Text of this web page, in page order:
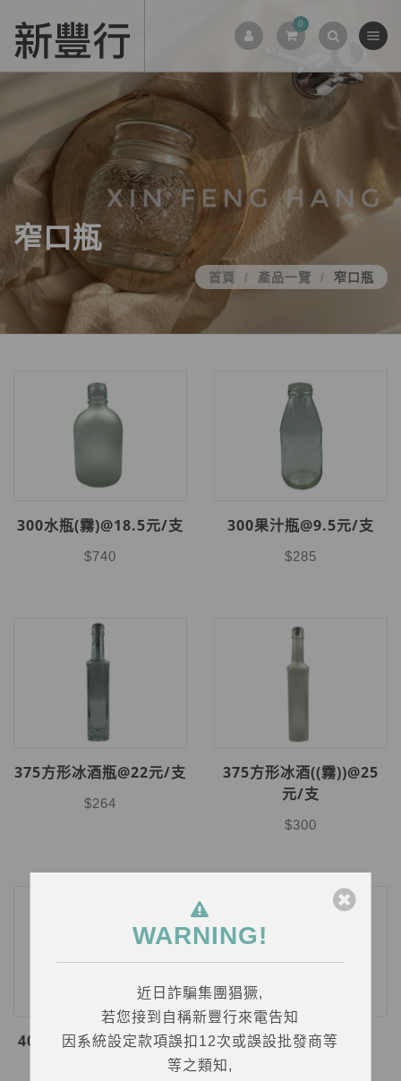
0
窄口瓶
首頁 產品一覽 窄口瓶
300水瓶(霧)@18.5元/支
$740
300果汁瓶@9.5元/支
$285
375方形冰酒瓶@22元/支
$264
375方形冰酒((霧))@25
元/支
$300
400C.C冰酒瓶@20.5元/
375大香芬@24元/支
WARNING!
近日詐騙集團猖獗,
若您接到自稱新豐行來電告知
因系統設定款項誤扣12次或誤設批發商等
等之類知,